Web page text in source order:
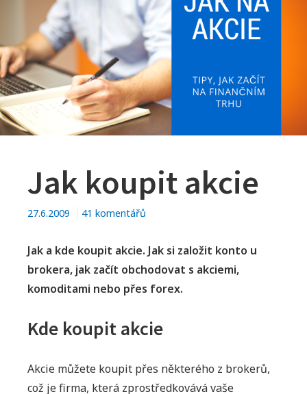
Jak koupit akcie
27.6.2009 41 komentářů
s
názvem
Jak a kde koupit akcie. Jak si založit konto u
brokera, jak začít obchodovat s akciemi,
komoditami nebo přes forex.
Kde koupit akcie
Akcie můžete koupit přes některého z brokerů,
což je firma, která zprostředkovává vaše